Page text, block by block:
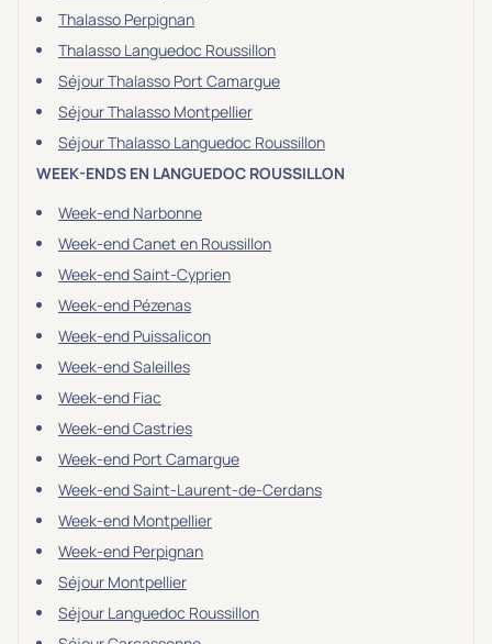
Thalasso Perpignan
Thalasso Languedoc Roussillon
Séjour Thalasso Port Camargue
Séjour Thalasso Montpellier
Séjour Thalasso Languedoc Roussillon
WEEK-ENDS EN LANGUEDOC ROUSSILLON
Week-end Narbonne
Week-end Canet en Roussillon
Week-end Saint-Cyprien
Week-end Pézenas
Week-end Puissalicon
Week-end Saleilles
Week-end Fiac
Week-end Castries
Week-end Port Camargue
Week-end Saint-Laurent-de-Cerdans
Week-end Montpellier
Week-end Perpignan
Séjour Montpellier
Séjour Languedoc Roussillon